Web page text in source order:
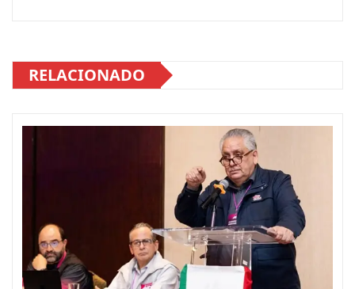
RELACIONADO